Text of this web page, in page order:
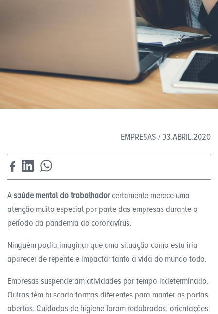
EMPRESAS / 03.ABRIL.2020
Asaúde mental do trabalhadorcertamente merece uma
atenção muito especial por parte das empresas durante o
período da pandemia do coronavírus.
Ninguém podia imaginar que uma situação como esta iria
aparecer de repente e impactar tanto a vida do mundo todo.
Empresas suspenderam atividades por tempo indeterminado.
Outras têm buscado formas diferentes para manter as portas
abertas. Cuidados de higiene foram redobrados, orientações